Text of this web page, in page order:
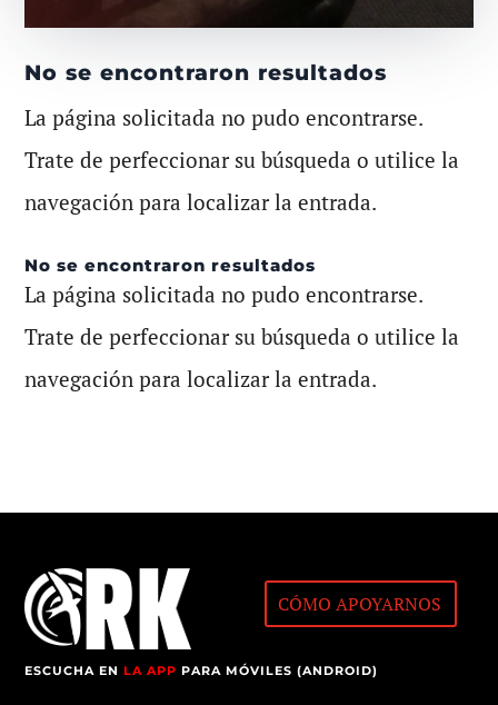
No se encontraron resultados
La página solicitada no pudo encontrarse.
Trate de perfeccionar su búsqueda o utilice la
navegación para localizar la entrada.
No se encontraron resultados
La página solicitada no pudo encontrarse.
Trate de perfeccionar su búsqueda o utilice la
navegación para localizar la entrada.
CÓMO APOYARNOS
ESCUCHA ENLA APP PARA MÓVILES (ANDROID)